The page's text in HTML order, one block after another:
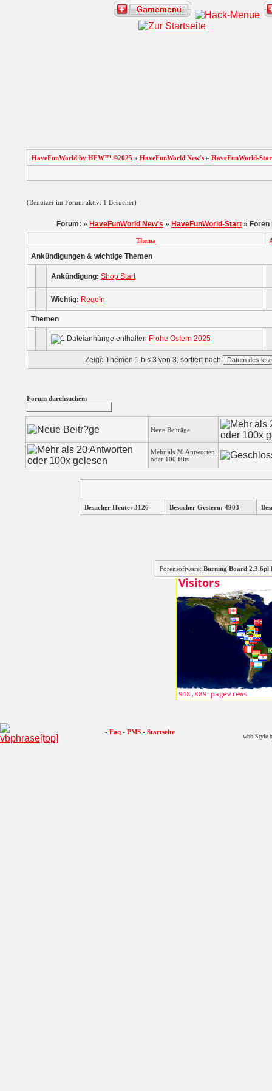
HaveFunWorld by HFW™ ©2025 » HaveFunWorld New's » HaveFunWorld-
(Benutzer im Forum aktiv: 1 Besucher)
Forum: » HaveFunWorld New's » HaveFunWorld-Start » Foren
Thema
Ankündigungen & wichtige Themen
Ankündigung: Shop Start
Wichtig: Regeln
Themen
Frohe Ostern 2025
Zeige Themen 1 bis 3 von 3, sortiert nach
Forum durchsuchen:
Neue Beiträge
Mehr als 20 Antworten
oder 100 Hits
Besucher Heute: 3126 Besucher Gestern: 4903
Forensoftware: Burning Board
- Faq - PMS - Startseite
wbb Style